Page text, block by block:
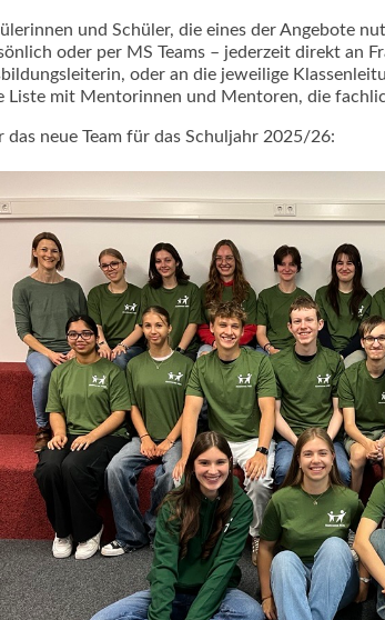
und Schüler, die eines der Angebote
oder per MS Teams – jederzeit direkt an
oder an die jeweilige
Liste mit Mentorinnen und Mentoren, die
das neue Team für das Schuljahr 2025/26: